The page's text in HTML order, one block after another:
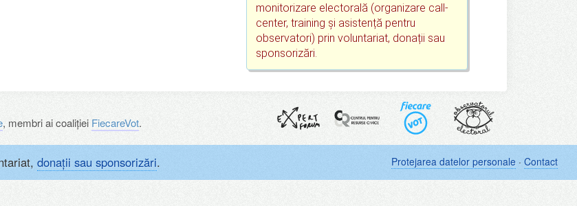
monitorizare electorală (organizare call-
center, training și asistență pentru
observatori) prin voluntariat, donații sau
sponsorizări.
, membri ai coaliției FiecareVot.
Protejarea datelor personale · Contact
donații sau sponsorizări.